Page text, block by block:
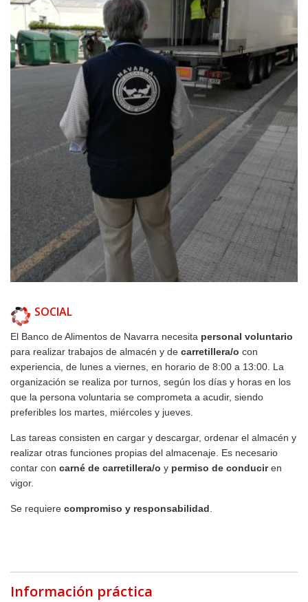
SOCIAL
El Banco de Alimentos de Navarra necesita personal voluntario
para realizar trabajos de almacén y de carretillera/o con
experiencia, de lunes a viernes, en horario de 8:00 a 13:00. La
organización se realiza por turnos, según los días y horas en los
que la persona voluntaria se comprometa a acudir, siendo
preferibles los martes, miércoles y jueves.
Las tareas consisten en cargar y descargar, ordenar el almacén y
realizar otras funciones propias del almacenaje. Es necesario
contar con carné de carretillera/o y permiso de conduciren
vigor.
Se requiere compromiso y responsabilidad.
Información práctica